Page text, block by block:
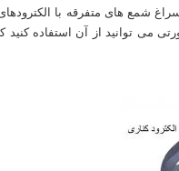
شمع های متفرقه با الکترودهای
می توانید از آن استفاده